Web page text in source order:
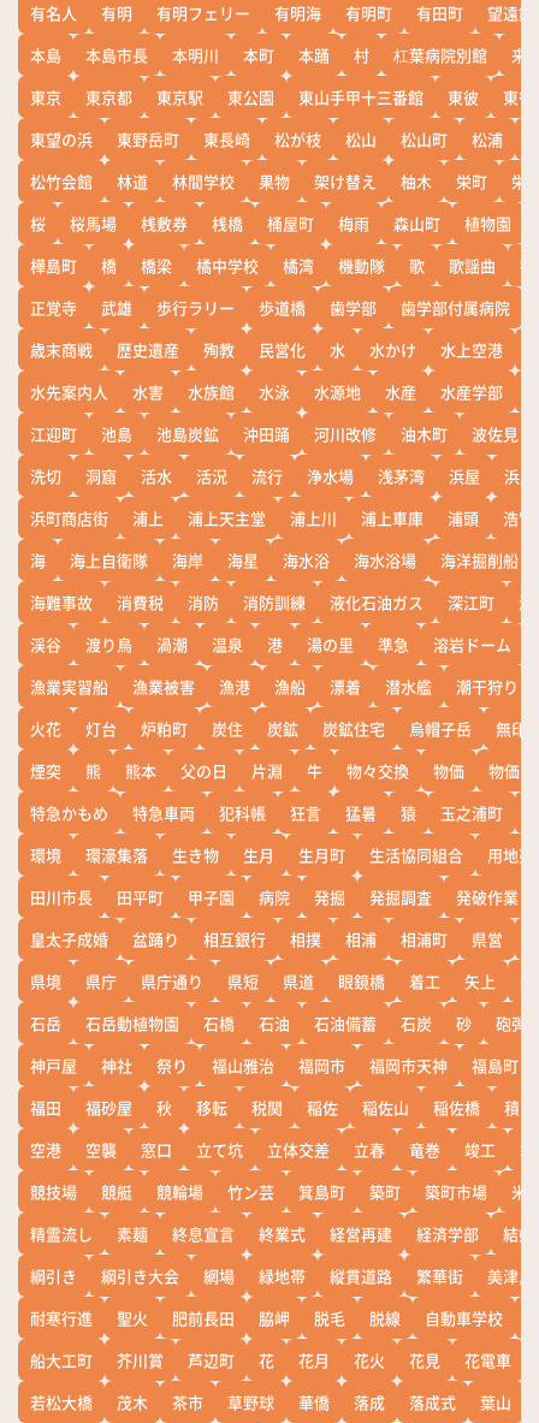
有名人
有明 有明フェリー 有明海 有明町 有田町
望遠鏡
本島
本島市長 本明川 本町 本踊 村 杠葉病院別館
来
東京
東京都 東京駅 東公園 東山手甲十三番館 東彼
東彼
東望の浜
東野岳町 東長崎 松が枝 松山 松山町 松浦
松竹会館
林道 林間学校 果物 架け替え 柚木 栄町
栄
桜
桜馬場 桟敷券 桟橋 桶屋町 梅雨 森山町 植物園
樺島町
橋 橋梁 橘中学校 橘湾 機動隊 歌 歌謡曲
正覚寺
武雄 歩行ラリー 歩道橋 歯学部 歯学部付属病院
歳末商戦
歴史遺産 殉教 民営化 水 水かけ 水上空港
水先案内人
水害 水族館 水泳 水源地 水産 水産学部
江迎町
池島 池島炭鉱 沖田踊 河川改修 油木町
波佐見
洗切
洞窟 活水 活況 流行 浄水場 浅茅湾 浜屋
浜
浜町商店街
浦上 浦上天主堂 浦上川 浦上車庫 浦頭
浩宮
海
海上自衛隊 海岸 海星 海水浴 海水浴場
海洋掘削船
海難事故
消費税 消防 消防訓練 液化石油ガス 深江町
淵
渓谷
渡り鳥 渦潮 温泉 港 湯の里 準急 溶岩ドーム
漁業実習船
漁業被害 漁港 漁船 漂着 潜水艦
潮干狩り
火花
灯台 炉粕町 炭住 炭鉱 炭鉱住宅 烏帽子岳
無印
煙突
熊 熊本 父の日 片淵 牛 物々交換 物価
物価高
特急かもめ
特急車両 犯科帳 狂言 猛暑 猿 玉之浦町
環境
環濠集落 生き物 生月 生月町 生活協同組合
用地売
田川市長
田平町 甲子園 病院 発掘 発掘調査
発破作業
皇太子成婚
盆踊り 相互銀行 相撲 相浦 相浦町 県営
県境
県庁 県庁通り 県短 県道 眼鏡橋 着工 矢上
石岳
石岳動植物園 石橋 石油 石油備蓄 石炭 砂
砲弾
神戸屋
神社 祭り 福山雅治 福岡市 福岡市天神
福島町
福田
福砂屋 秋 移転 税関 稲佐 稲佐山 稲佐橋
積雪
空港
空襲 窓口 立て坑 立体交差 立春 竜巻 竣工
競技場
競艇 競輪場 竹ン芸 箕島町 築町 築町市場
米
精霊流し
素麺 終息宣言 終業式 経営再建 経済学部
結婚
綱引き
綱引き大会 網場 緑地帯 縦貫道路 繁華街
美津島
耐寒行進
聖火 肥前長田 脇岬 脱毛 脱線 自動車学校
船大工町
芥川賞 芦辺町 花 花月 花火 花見 花電車
若松大橋
茂木 茶市 草野球 華僑 落成 落成式 葉山